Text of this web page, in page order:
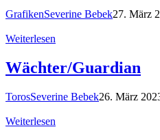
GrafikenSeverine Bebek27. März
Weiterlesen
Wächter/Guardian
TorosSeverine Bebek26. März
Weiterlesen